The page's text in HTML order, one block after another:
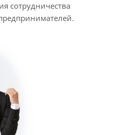
сотрудничества